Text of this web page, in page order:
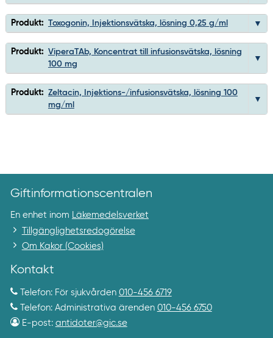
Produkt: Toxogonin, Injektionsvätska, lösning 0,25 g/ml
Produkt: ViperaTAb, Koncentrat till infusionsvätska, lösning
100 mg
Produkt: Zeltacin, Injektions-/infusionsvätska, lösning 100
mg/ml
Giftinformationscentralen
En enhet inom Läkemedelsverket
Tillgänglighetsredogörelse
Om Kakor (Cookies)
Kontakt
Telefon: För sjukvården 010-456 6719
Telefon: Administrativa ärenden 010-456 6750
E-post: antidoter@gic.se